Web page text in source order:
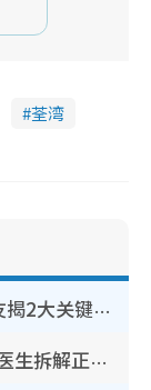
荃湾
装修拆铁闸随时变贼人目标？网友揭2大关键用途：装新款等于白装？附新旧铁闸分别
网传公立医院改用内地/副厂药？医生拆解正副厂分别，揭4类人换药随时出事